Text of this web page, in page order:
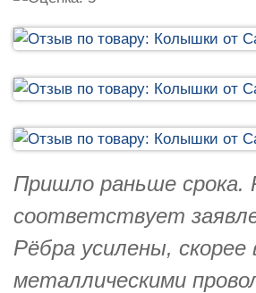
Пришло раньше срока.
соответствует
Рёбра усилены, скорее
металлическими